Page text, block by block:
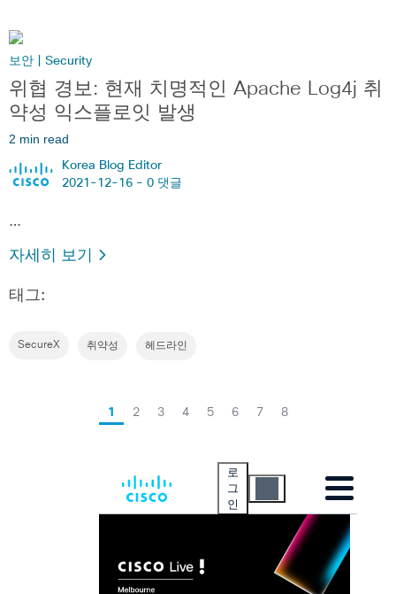
보안 | Security
위협 경보: 현재 치명적인 Apache Log4j 취
약성 익스플로잇 발생
2 min read
Korea Blog Editor
2021-12-16 - 0 댓글
…
자세히 보기
태그:
SecureX 취약성 헤드라인
1 2 3 4 5 6 7 8